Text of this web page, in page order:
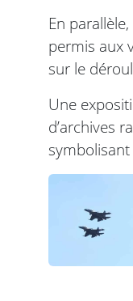
En
permis aux
sur le
Une
d’archives
symbolisant